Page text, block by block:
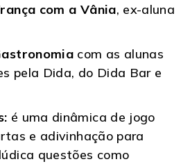
com a Vânia, ex-aluna
com as alunas
pela Dida, do Dida Bar e
é uma dinâmica de jogo
e adivinhação para
questões como